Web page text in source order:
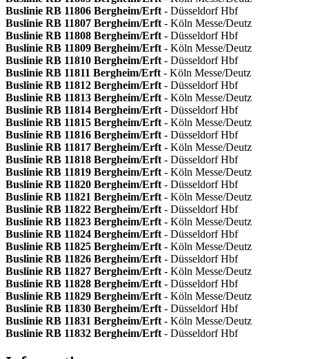
Buslinie RB 11806 Bergheim/Erft - Düsseldorf Hbf
Buslinie RB 11807 Bergheim/Erft - Köln Messe/Deutz
Buslinie RB 11808 Bergheim/Erft - Düsseldorf Hbf
Buslinie RB 11809 Bergheim/Erft - Köln Messe/Deutz
Buslinie RB 11810 Bergheim/Erft - Düsseldorf Hbf
Buslinie RB 11811 Bergheim/Erft - Köln Messe/Deutz
Buslinie RB 11812 Bergheim/Erft - Düsseldorf Hbf
Buslinie RB 11813 Bergheim/Erft - Köln Messe/Deutz
Buslinie RB 11814 Bergheim/Erft - Düsseldorf Hbf
Buslinie RB 11815 Bergheim/Erft - Köln Messe/Deutz
Buslinie RB 11816 Bergheim/Erft - Düsseldorf Hbf
Buslinie RB 11817 Bergheim/Erft - Köln Messe/Deutz
Buslinie RB 11818 Bergheim/Erft - Düsseldorf Hbf
Buslinie RB 11819 Bergheim/Erft - Köln Messe/Deutz
Buslinie RB 11820 Bergheim/Erft - Düsseldorf Hbf
Buslinie RB 11821 Bergheim/Erft - Köln Messe/Deutz
Buslinie RB 11822 Bergheim/Erft - Düsseldorf Hbf
Buslinie RB 11823 Bergheim/Erft - Köln Messe/Deutz
Buslinie RB 11824 Bergheim/Erft - Düsseldorf Hbf
Buslinie RB 11825 Bergheim/Erft - Köln Messe/Deutz
Buslinie RB 11826 Bergheim/Erft - Düsseldorf Hbf
Buslinie RB 11827 Bergheim/Erft - Köln Messe/Deutz
Buslinie RB 11828 Bergheim/Erft - Düsseldorf Hbf
Buslinie RB 11829 Bergheim/Erft - Köln Messe/Deutz
Buslinie RB 11830 Bergheim/Erft - Düsseldorf Hbf
Buslinie RB 11831 Bergheim/Erft - Köln Messe/Deutz
Buslinie RB 11832 Bergheim/Erft - Düsseldorf Hbf